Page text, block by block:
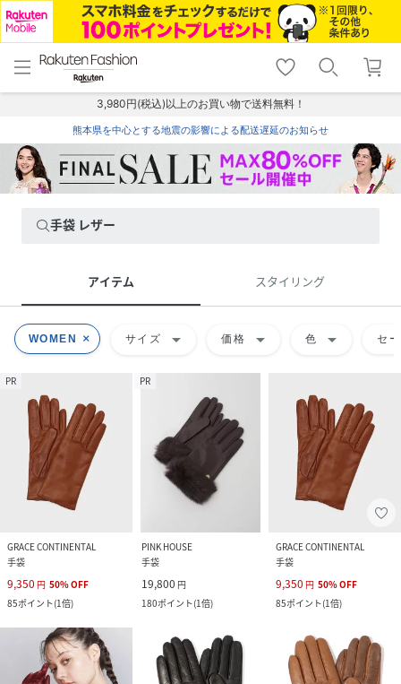
menu home
トップ
shopping_cart lock_outline
ログイン
3,980円(税込)以上のお買い物で送料無料！
熊本県を中心とする地震の影響による配送遅延のお知らせ
手袋 レザー
アイテム スタイリング
WOMEN サイズ arrow_drop_down 価格 arrow_drop_down 色 arrow_drop_down セ
PR
GRACE CONTINENTAL
手袋
9,350 円 50%OFF
85ポイント(1倍)
PR
PINK HOUSE
手袋
19,800 円
180ポイント(1倍)
GRACE CONTINENTAL
手袋
9,350 円 50%OFF
85ポイント(1倍)